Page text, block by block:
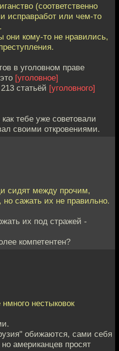
(соответственно
исправработ или чем-то
они кому-то не нравились,
в уголовном праве
[уголовное]
статьёй [уголовного]
тебе уже советовали
своими откровениями.
сидят между прочим,
сажать их не правильно.
их под стражей -
компетентен?
нестыковок
обижаются, сами себя
американцев просят